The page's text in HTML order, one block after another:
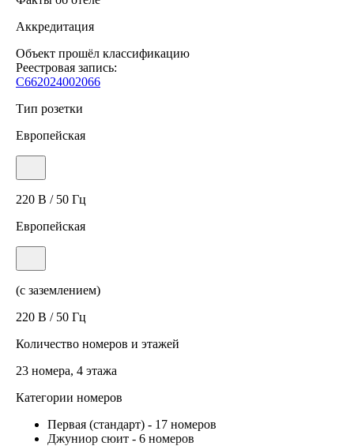
Аккредитация
Объект прошёл классификацию
Реестровая запись:
С662024002066
Тип розетки
Европейская
220 В / 50 Гц
Европейская
(с заземлением)
220 В / 50 Гц
Количество номеров и этажей
23 номера, 4 этажа
Категории номеров
Первая (стандарт) - 17 номеров
Джуниор сюит - 6 номеров